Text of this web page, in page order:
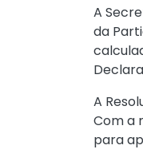
A
da
A
Com a
para